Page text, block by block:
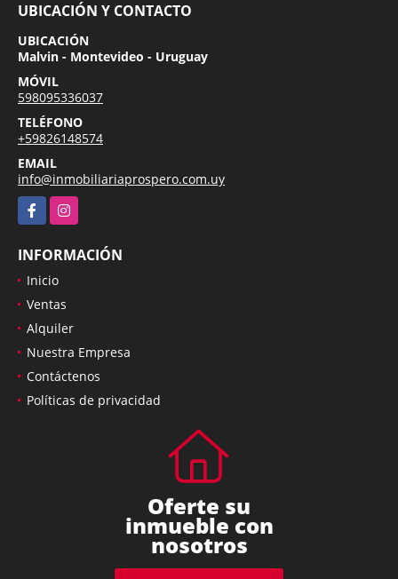
UBICACIÓN Y CONTACTO
UBICACIÓN
Malvin - Montevideo - Uruguay
MÓVIL
598095336037
TELÉFONO
+59826148574
EMAIL
info@inmobiliariaprospero.com.uy
FacebookInstagram
INFORMACIÓN
Inicio
Ventas
Alquiler
Nuestra Empresa
Contáctenos
Políticas de privacidad
Oferte su
inmueble con
nosotros